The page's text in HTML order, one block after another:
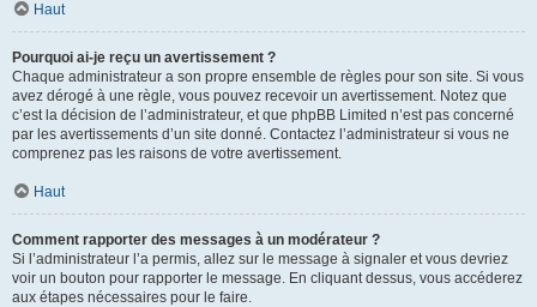
Haut
Pourquoi ai-je reçu un avertissement ?
Chaque administrateur a son propre ensemble de règles pour son site. Si vous
avez dérogé à une règle, vous pouvez recevoir un avertissement. Notez que
c’est la décision de l’administrateur, et que phpBB Limited n’est pas concerné
par les avertissements d’un site donné. Contactez l’administrateur si vous ne
comprenez pas les raisons de votre avertissement.
Haut
Comment rapporter des messages à un modérateur ?
Si l’administrateur l’a permis, allez sur le message à signaler et vous devriez
voir un bouton pour rapporter le message. En cliquant dessus, vous accéderez
aux étapes nécessaires pour le faire.